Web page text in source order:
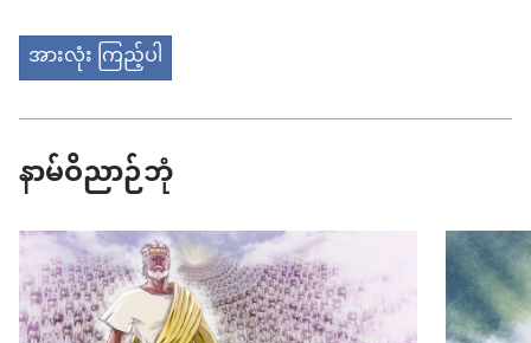
အားလုံး ကြည့်ပါ
နာမ်ဝိညာဉ်ဘုံ